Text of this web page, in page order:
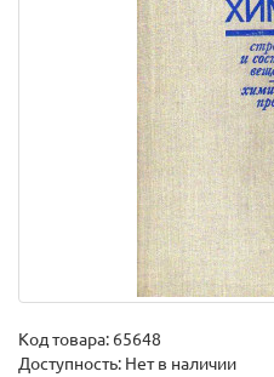
Код товара: 65648
Доступность: Нет в наличии